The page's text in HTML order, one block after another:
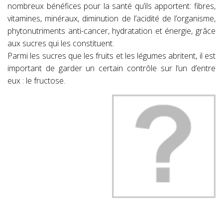
nombreux bénéfices pour la santé qu’ils apportent: fibres,
vitamines, minéraux, diminution de l’acidité de l’organisme,
phytonutriments anti-cancer, hydratation et énergie, grâce
aux sucres qui les constituent.
Parmi les sucres que les fruits et les légumes abritent, il est
important de garder un certain contrôle sur l’un d’entre
eux : le fructose.